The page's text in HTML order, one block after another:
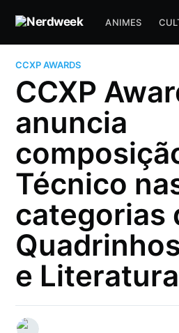
ANIMES
CCXP AWARDS
CCXP
anuncia
Técnico
categorias
e Literatura